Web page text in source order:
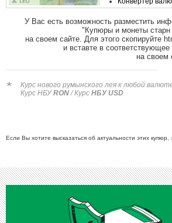
У Вас есть возможность разместить
"Купюры и монеты старн
на своем сайте. Для этого скопируйте
и вставте в соответствующее
на своем
*
Курс нового румынского лея к любой
Курс НБУRON/ Курс НБУ USD
Если Вы хотите высказаться об актуальности этих